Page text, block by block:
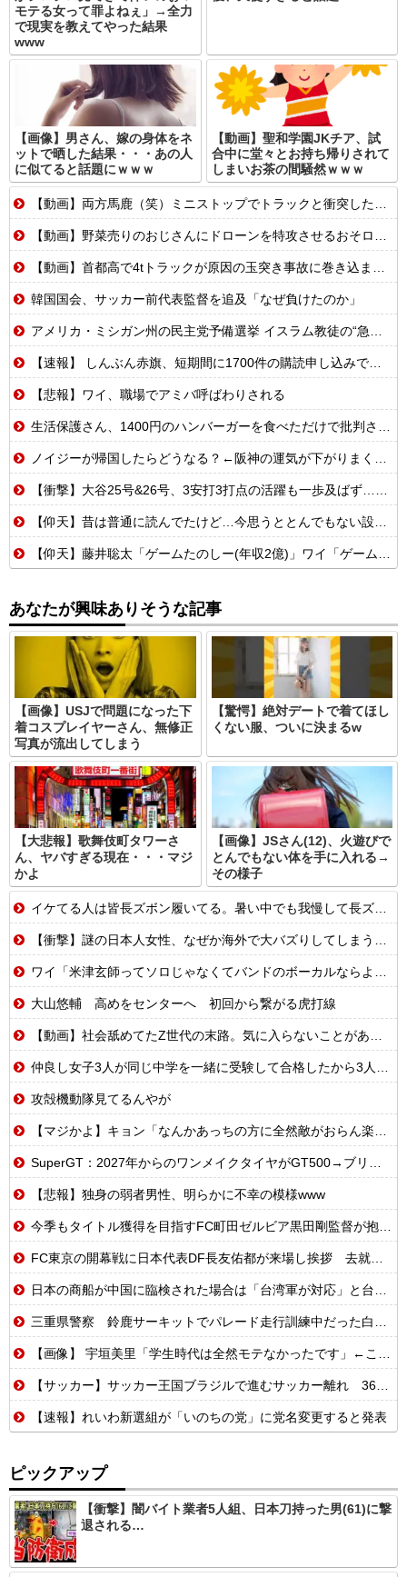
モテる女って罪よねぇ」→全力
で現実を教えてやった結果
www
【画像】男さん、嫁の身体をネ
ットで晒した結果・・・あの人
に似てると話題にｗｗｗ
【動画】聖和学園JKチア、試
合中に堂々とお持ち帰りされて
しまいお茶の間騒然ｗｗｗ
【動画】両方馬鹿（笑）ミニストップでトラックと衝突したドラレコが（ノ∇`）
【動画】野菜売りのおじさんにドローンを特攻させるおそロシア。
【動画】首都高で4tトラックが原因の玉突き事故に巻き込まれた軽バンの車載。
韓国国会、サッカー前代表監督を追及「なぜ負けたのか」
アメリカ・ミシガン州の民主党予備選挙 イスラム教徒の“急進左派”候補が勝利確実に⋯トランプ氏は批判
【速報】 しんぶん赤旗、短期間に1700件の購読申し込みで嬉し泣き→「うそでーす」虚偽申し込みと判明→ 共産党が刑事告訴「厳重な処罰を求める」
【悲報】ワイ、職場でアミバ呼ばわりされる
生活保護さん、1400円のハンバーガーを食べただけで批判される
ノイジーが帰国したらどうなる？←阪神の運気が下がりまくるやろな
【衝撃】大谷25号&26号、3安打3打点の活躍も一歩及ばず…それでも希望を見出すLADファン反応集 MLB2026シーズン 8.
【仰天】昔は普通に読んでたけど…今思うととんでもない設定の少女漫画
【仰天】藤井聡太「ゲームたのしー(年収2億)」ワイ「ゲームたのしー(年収200万)」
あなたが興味ありそうな記事
【画像】USJで問題になった下
着コスプレイヤーさん、無修正
写真が流出してしまう
【驚愕】絶対デートで着てほし
くない服、ついに決まるw
【大悲報】歌舞伎町タワーさ
ん、ヤバすぎる現在・・・マジ
かよ
【画像】JSさん(12)、火遊びで
とんでもない体を手に入れる→
その様子
イケてる人は皆長ズボン履いてる。暑い中でも我慢して長ズボン履いてる。半ズボンはモテ無い。厳しいって
【衝撃】謎の日本人女性、なぜか海外で大バズりしてしまうwww
ワイ「米津玄師ってソロじゃなくてバンドのボーカルならよかったよね」
大山悠輔 高めをセンターへ 初回から繋がる虎打線
【動画】社会舐めてたZ世代の末路。気に入らないことがあれば退職代行で即退職!理想の職場を求め続けた結果
仲良し女子3人が同じ中学を一緒に受験して合格したから3人で進学するんだってと言ってる
攻殻機動隊見てるんやが
【マジかよ】キョン「なんかあっちの方に全然敵がおらん楽園あるらしいで!」
SuperGT：2027年からのワンメイクタイヤがGT500→ブリヂストン、GT300→ダンロップに決まったわけだが
【悲報】独身の弱者男性、明らかに不幸の模様www
今季もタイトル獲得を目指すFC町田ゼルビア黒田剛監督が抱負を語る
FC東京の開幕戦に日本代表DF長友佑都が来場し挨拶 去就に注目集まる
日本の商船が中国に臨検された場合は「台湾軍が対応」と台湾軍トップ！
三重県警察 鈴鹿サーキットでパレード走行訓練中だった白バイが転倒事故 20代の女性隊員が重傷 白バイ乗車歴4カ月 [8/6]
【画像】 宇垣美里「学生時代は全然モテなかったです」←これほんまかぁ？w w w w w w w w
【サッカー】サッカー王国ブラジルで進むサッカー離れ 36％が「関心なし」...
【速報】れいわ新選組が「いのちの党」に党名変更すると発表
ピックアップ
【衝撃】闇バイト業者5人組、日本刀持った男(61)に撃
退される…